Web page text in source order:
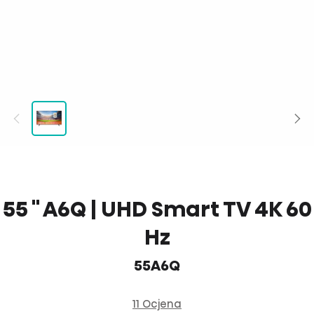
55 '' A6Q | UHD Smart TV 4K 60
Hz
55A6Q
11 Ocjena